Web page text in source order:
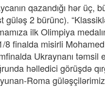
qazandığı hər üç,
2 bürünc).
ilk Olimpiya
8 finalda misirli
Ukraynanı
həlledici görüşdə
Roma